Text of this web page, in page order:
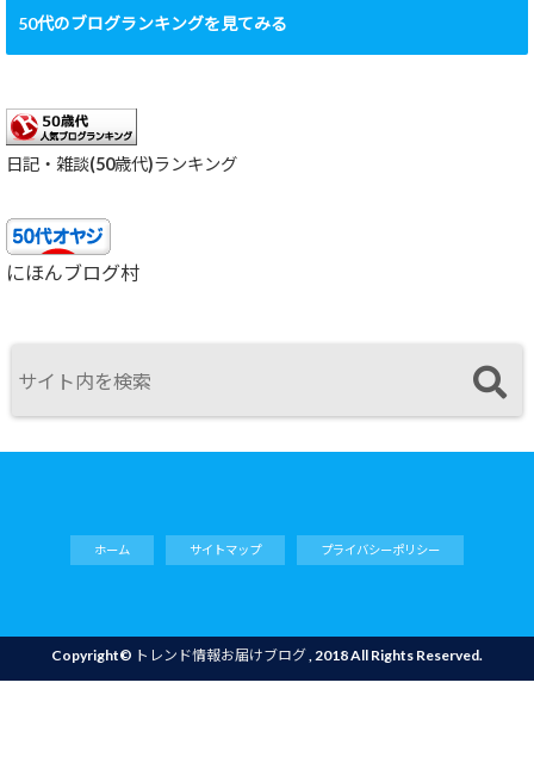
50代のブログランキングを見てみる
日記・雑談(50歳代)ランキング
にほんブログ村
ホーム サイトマップ プライバシーポリシー
Copyright© トレンド情報お届けブログ, 2018 All Rights Reserved.